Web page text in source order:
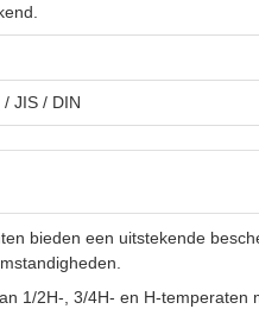
/ JIS / DIN
bieden een uitstekende
1/2H-, 3/4H- en H-temperaten